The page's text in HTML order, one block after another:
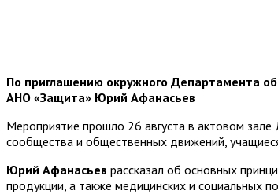
По приглашению окружного Департамента
АНО «Защита» Юрий Афанасьев
Мероприятие прошло 26 августа в актовом зале
сообщества и общественных движений,
Юрий Афанасьев рассказал об основных
продукции, а также медицинских и социальных